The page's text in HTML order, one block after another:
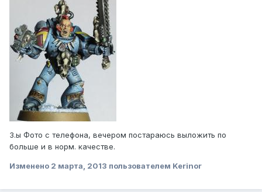
З.ы Фото с телефона, вечером постараюсь выложить по
больше и в норм. качестве.
Изменено 2 марта, 2013 пользователем Kerinor